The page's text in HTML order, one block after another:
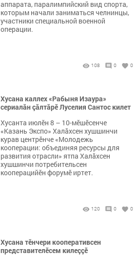
аппарата, паралимпийский вид спорта,
которым начали заниматься челнинцы,
участники специальной военной
операции.
108 0 0
Хусана каллех «Рабыня Изаура»
сериалăн çăлтăрӗ Луселия Сантос килет
Хусанта июлӗн 8 – 10-мӗшӗсенче
«Казань Экспо» Халăхсен хушшинчи
курав центрӗнче «Молодежь
кооперации: объединяя ресурсы для
развития отрасли» ятпа Халӑхсен
хушшинчи потребительсен
кооперацийӗн форумӗ иртет.
120 0 0
Хусана тӗнчери кооперативсен
представителӗсем килеççӗ